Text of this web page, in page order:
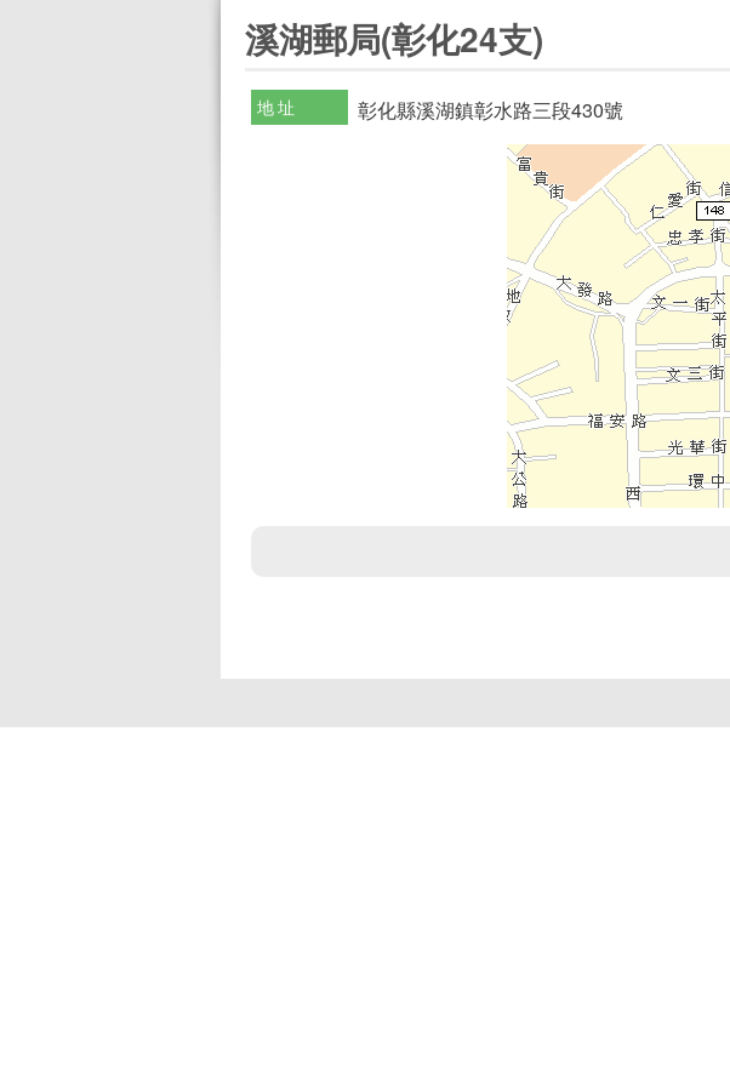
溪湖郵局(彰化24支)
地址 彰化縣溪湖鎮彰水路三段430號